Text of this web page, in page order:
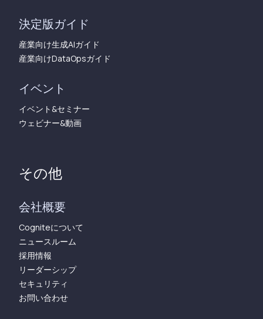
決定版ガイド
産業向け生成AIガイド
産業向けDataOpsガイド
イベント
イベント&セミナー
ウェビナー&動画
その他
会社概要
Cogniteについて
ニュースルーム
採用情報
リーダーシップ
セキュリティ
お問い合わせ